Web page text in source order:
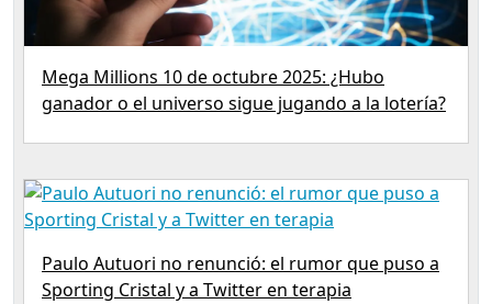
Mega Millions 10 de octubre 2025: ¿Hubo
ganador o el universo sigue jugando a la lotería?
Paulo Autuori no renunció: el rumor que puso a
Sporting Cristal y a Twitter en terapia